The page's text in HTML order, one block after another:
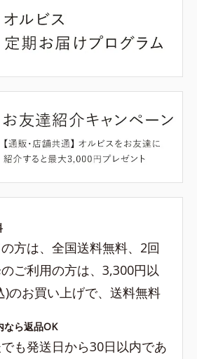
方は、全国送料無料、2回
ご利用の方は、3,300円以
)のお買い上げで、送料無料
なら返品OK
も発送日から30日以内であ